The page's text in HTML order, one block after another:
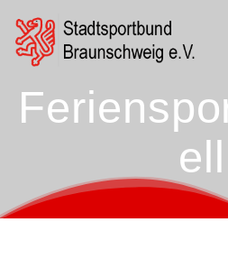
ell